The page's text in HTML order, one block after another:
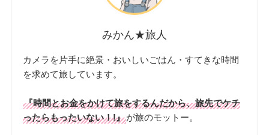
みかん★旅人
カメラを片手に絶景・おいしいごはん・すてきな時間
を求めて旅しています。
『時間とお金をかけて旅をするんだから、旅先でケチ
ったらもったいない！!』が旅のモットー。